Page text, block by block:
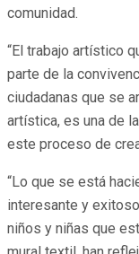
comunidad.
“El trabajo artístico
parte de la
ciudadanas que se
artística, es una de
este proceso de
“Lo que se está
interesante y
niños y niñas que